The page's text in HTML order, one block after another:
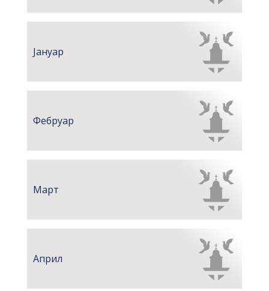
гориво доступни од 13. марта до 15.
Захтјев за издавање ПОНОСНЕ КАРТИЦЕ
Обавјештење за предузетника - Вера
НЕПРОПИСНОГ ОДЛАГАЊА ОТПАДА УЗ
Јануар
Фебруар
Март
Април